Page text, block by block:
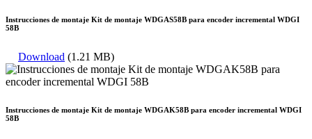
Instrucciones de montaje Kit de montaje WDGAS58B para encoder incremental WDGI
58B
Download (1.21 MB)
Instrucciones de montaje Kit de montaje WDGAK58B para encoder incremental WDGI
58B